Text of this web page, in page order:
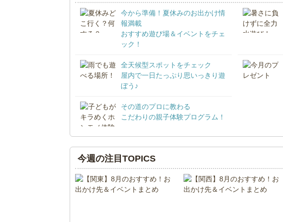
今から準備！夏休みのお出かけ情
報満載
おすすめ遊び場＆イベントをチェ
ック！
全天候型スポットをチェック
屋内で一日たっぷり思いっきり遊
ぼう♪
その道のプロに教わる
こだわりの親子体験プログラム！
今週の注目TOPICS